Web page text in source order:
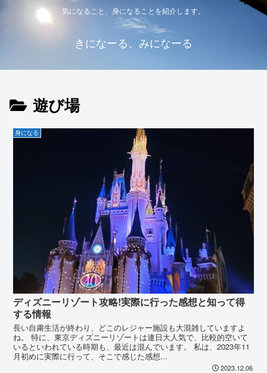
気になること、身になることを紹介します。
きになーる、みになーる
遊び場
身になる
ディズニーリゾート攻略!実際に行った感想と知って得
する情報
長い自粛生活が終わり、どこのレジャー施設も大混雑していますよ
ね。 特に、東京ディズニーリゾートは連日大人気で、比較的空いて
いるといわれている時期も、最近は混んでいます。 私は、2023年11
月初めに実際に行って、そこで感じた感想...
2023.12.06